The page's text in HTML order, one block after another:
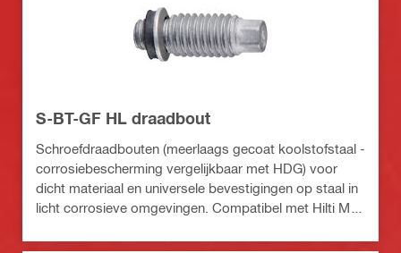
S-BT-GF HL draadbout
Schroefdraadbouten (meerlaags gecoat koolstofstaal -
corrosiebescherming vergelijkbaar met HDG) voor
dicht materiaal en universele bevestigingen op staal in
licht corrosieve omgevingen. Compatibel met Hilti MT